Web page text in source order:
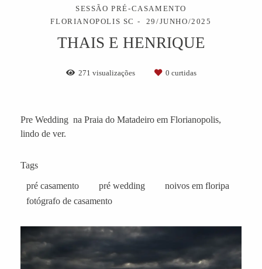
SESSÃO PRÉ-CASAMENTO
FLORIANOPOLIS SC
29/JUNHO/2025
THAIS E HENRIQUE
271 visualizações 0 curtidas
Pre Wedding na Praia do Matadeiro em Florianopolis,
lindo de ver.
Tags
pré casamento pré wedding
noivos em floripa
fotógrafo de casamento